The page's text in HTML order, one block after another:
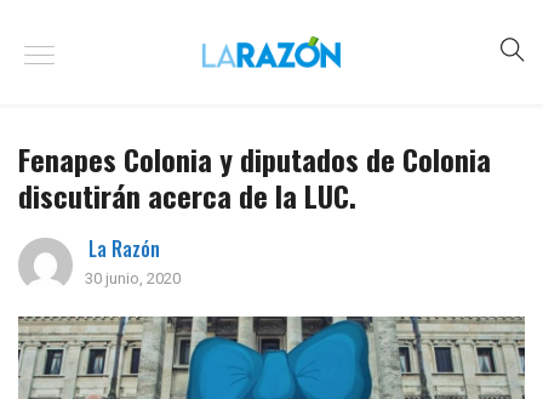
Fenapes Colonia y diputados de Colonia
discutirán acerca de la LUC.
La Razón
30 junio, 2020